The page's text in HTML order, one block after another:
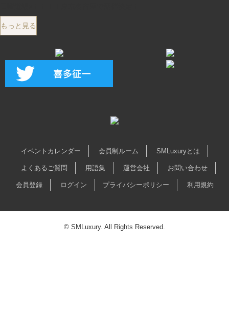
もっと見る
イベントカレンダー 会員制ルーム SMLuxuryとは
よくあるご質問 用語集 運営会社 お問い合わせ
会員登録 ログイン プライバシーポリシー 利用規約
© SMLuxury. All Rights Reserved.